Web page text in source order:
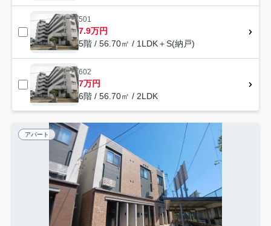
501
7.9万円
5階 / 56.70㎡ / 1LDK＋S(納戸)
602
7万円
6階 / 56.70㎡ / 2LDK
アパート